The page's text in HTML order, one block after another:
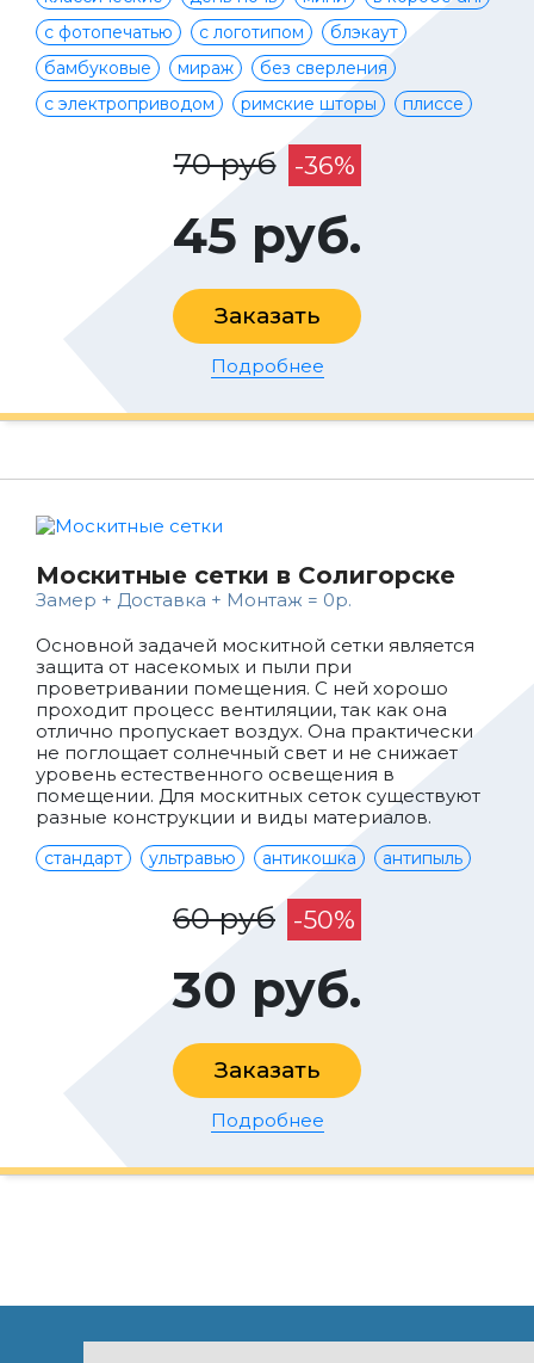
с фотопечатью
с логотипом
блэкаут
бамбуковые
мираж
без сверления
с электроприводом
римские шторы плиссе
70 руб -36%
45 руб.
Заказать
Подробнее
Москитные сетки в Солигорске
Замер + Доставка + Монтаж = 0р.
Основной задачей москитной сетки является
защита от насекомых и пыли при
проветривании помещения. С ней хорошо
проходит процесс вентиляции, так как она
отлично пропускает воздух. Она практически
не поглощает солнечный свет и не снижает
уровень естественного освещения в
помещении. Для москитных сеток существуют
разные конструкции и виды материалов.
стандарт ультравью антикошка антипыль
60 руб -50%
30 руб.
Заказать
Подробнее